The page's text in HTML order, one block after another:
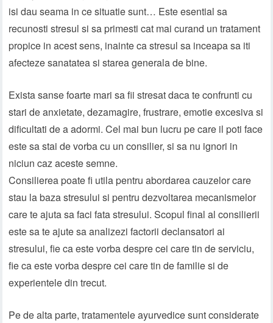
isi dau seama in ce situatie sunt… Este esential sa
recunosti stresul si sa primesti cat mai curand un tratament
propice in acest sens, inainte ca stresul sa inceapa sa iti
afecteze sanatatea si starea generala de bine.
Exista sanse foarte mari sa fii stresat daca te confrunti cu
stari de anxietate, dezamagire, frustrare, emotie excesiva si
dificultati de a adormi. Cel mai bun lucru pe care il poti face
este sa stai de vorba cu un consilier, si sa nu ignori in
niciun caz aceste semne.
Consilierea poate fi utila pentru abordarea cauzelor care
stau la baza stresului si pentru dezvoltarea mecanismelor
care te ajuta sa faci fata stresului. Scopul final al consilierii
este sa te ajute sa analizezi factorii declansatori ai
stresului, fie ca este vorba despre cei care tin de serviciu,
fie ca este vorba despre cei care tin de familie si de
experientele din trecut.
Pe de alta parte, tratamentele ayurvedice sunt considerate